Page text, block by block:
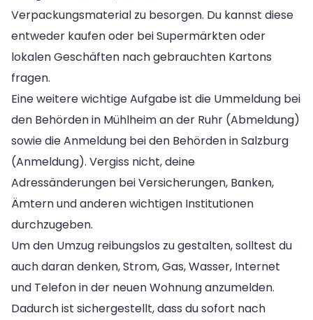
Verpackungsmaterial zu besorgen. Du kannst diese
entweder kaufen oder bei Supermärkten oder
lokalen Geschäften nach gebrauchten Kartons
fragen.
Eine weitere wichtige Aufgabe ist die Ummeldung bei
den Behörden in Mühlheim an der Ruhr (Abmeldung)
sowie die Anmeldung bei den Behörden in Salzburg
(Anmeldung). Vergiss nicht, deine
Adressänderungen bei Versicherungen, Banken,
Ämtern und anderen wichtigen Institutionen
durchzugeben.
Um den Umzug reibungslos zu gestalten, solltest du
auch daran denken, Strom, Gas, Wasser, Internet
und Telefon in der neuen Wohnung anzumelden.
Dadurch ist sichergestellt, dass du sofort nach